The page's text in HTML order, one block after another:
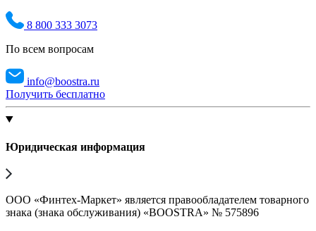
8 800 333 3073
По всем вопросам
info@boostra.ru
Получить бесплатно
Юридическая информация
ООО «Финтех-Маркет» является правообладателем товарного
знака (знака обслуживания) «BOOSTRA» № 575896